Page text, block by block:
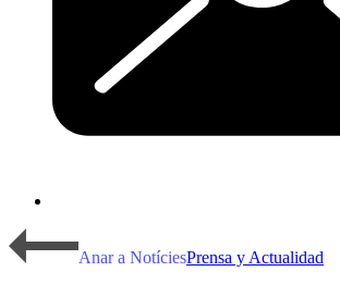
Anar a NotíciesPrensa y Actualidad